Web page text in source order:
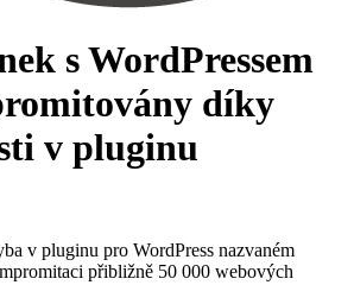
s WordPressem
díky
v pluginu
v pluginu pro WordPress nazvaném
přibližně 50 000 webových